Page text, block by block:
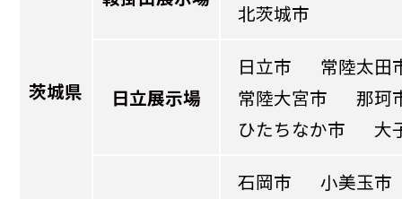
茨城県
北茨城市
日立展示場
日立市
常陸太田
常陸大宮市
那珂
ひたちなか市
大
石岡市
小美玉市